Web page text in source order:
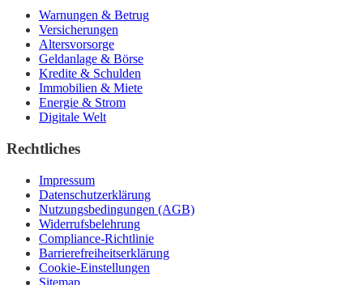
Warnungen & Betrug
Versicherungen
Altersvorsorge
Geldanlage & Börse
Kredite & Schulden
Immobilien & Miete
Energie & Strom
Digitale Welt
Rechtliches
Impressum
Datenschutzerklärung
Nutzungsbedingungen (AGB)
Widerrufsbelehrung
Compliance-Richtlinie
Barrierefreiheitserklärung
Cookie-Einstellungen
Sitemap